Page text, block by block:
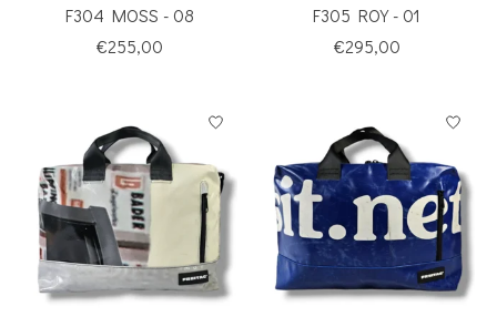
F304 MOSS - 08
€255,00
F305 ROY - 01
€295,00